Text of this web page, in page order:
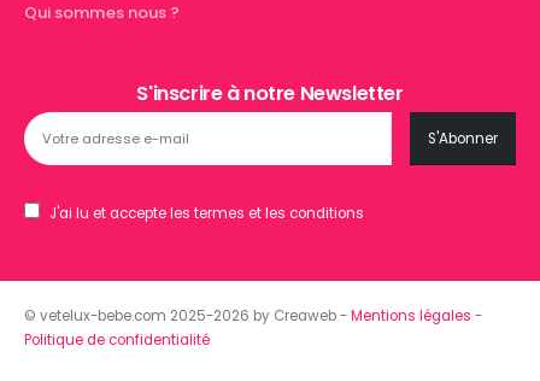
Qui sommes nous ?
S'inscrire à notre Newsletter
J'ai lu et accepte les termes et les conditions
© vetelux-bebe.com 2025-2026 by Creaweb -Mentions légales -
Politique de confidentialité